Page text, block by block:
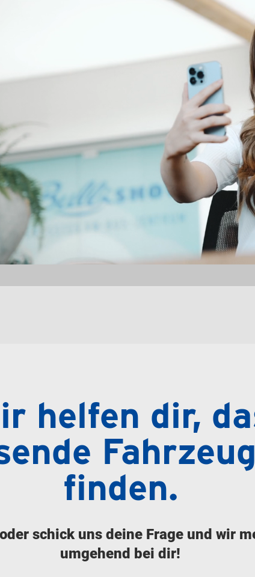
helfen dir,
finden.
schick uns deine Frage und wir
umgehend bei dir!